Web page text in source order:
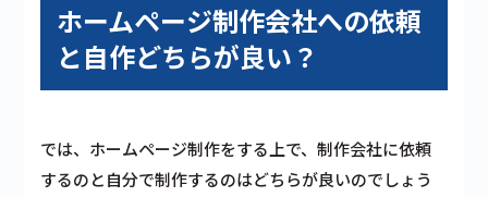
ホームページ制作会社への依頼
と自作どちらが良い？
では、ホームページ制作をする上で、制作会社に依頼
するのと自分で制作するのはどちらが良いのでしょう